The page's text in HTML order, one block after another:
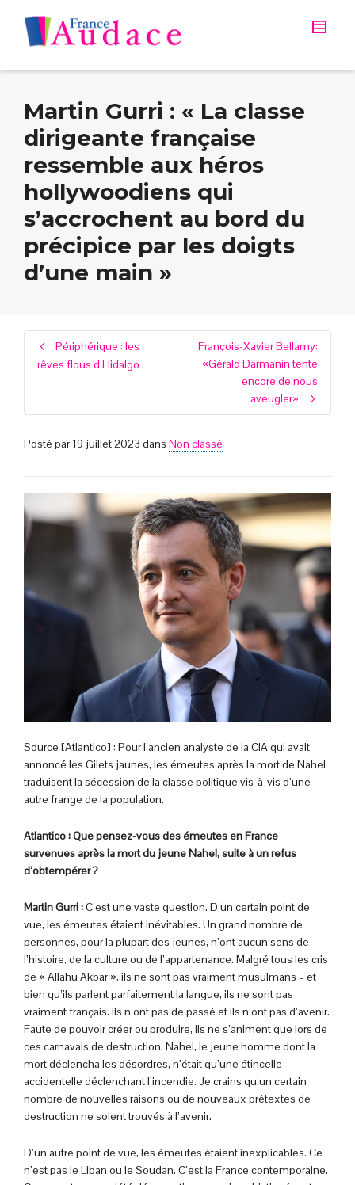
Martin Gurri : « La classe
dirigeante française
ressemble aux héros
hollywoodiens qui
s’accrochent au bord du
précipice par les doigts
d’une main »
Périphérique : les
rêves flous d’Hidalgo
François-Xavier Bellamy:
«Gérald Darmanin tente
encore de nous
aveugler»
Posté par 19 juillet 2023 dans Non classé
Source [Atlantico] : Pour l’ancien analyste de la CIA qui avait
annoncé les Gilets jaunes, les émeutes après la mort de Nahel
traduisent la sécession de la classe politique vis-à-vis d’une
autre frange de la population.
Atlantico : Que pensez-vous des émeutes en France
survenues après la mort du jeune Nahel, suite à un refus
d’obtempérer ?
Martin Gurri :C’est une vaste question. D’un certain point de
vue, les émeutes étaient inévitables. Un grand nombre de
personnes, pour la plupart des jeunes, n’ont aucun sens de
l’histoire, de la culture ou de l’appartenance. Malgré tous les cris
de « Allahu Akbar », ils ne sont pas vraiment musulmans – et
bien qu’ils parlent parfaitement la langue, ils ne sont pas
vraiment français. Ils n’ont pas de passé et ils n’ont pas d’avenir.
Faute de pouvoir créer ou produire, ils ne s’animent que lors de
ces carnavals de destruction. Nahel, le jeune homme dont la
mort déclencha les désordres, n’était qu’une étincelle
accidentelle déclenchant l’incendie. Je crains qu’un certain
nombre de nouvelles raisons ou de nouveaux prétextes de
destruction ne soient trouvés à l’avenir.
D’un autre point de vue, les émeutes étaient inexplicables. Ce
n’est pas le Liban ou le Soudan. C’est la France contemporaine.